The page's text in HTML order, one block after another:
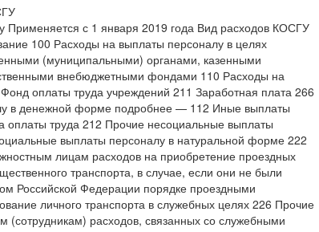
Применяется с 1 января 2019 года Вид расходов КОСГУ
100 Расходы на выплаты персоналу в целях
(муниципальными) органами, казенными
внебюджетными фондами 110 Расходы на
оплаты труда учреждений 211 Заработная плата 266
в денежной форме подробнее — 112 Иные выплаты
труда 212 Прочие несоциальные выплаты
выплаты персоналу в натуральной форме 222
лицам расходов на приобретение проездных
транспорта, в случае, если они не были
Российской Федерации порядке проездными
личного транспорта в служебных целях 226 Прочие
(сотрудникам) расходов, связанных со служебными